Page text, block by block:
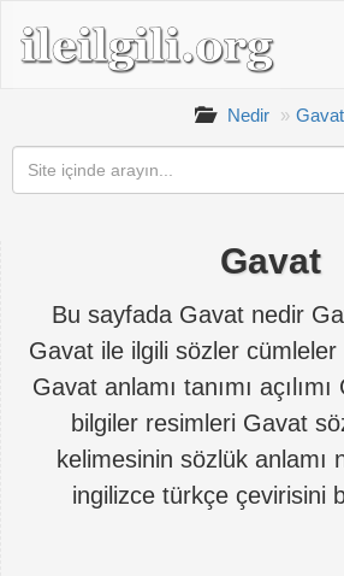
Nedir Gavat
Gavat
Bu sayfada Gavat nedir
Gavat ile ilgili sözler cümleler
Gavat anlamı tanımı
bilgiler resimleri Gavat
kelimesinin sözlük anlamı
ingilizce türkçe çevirisini